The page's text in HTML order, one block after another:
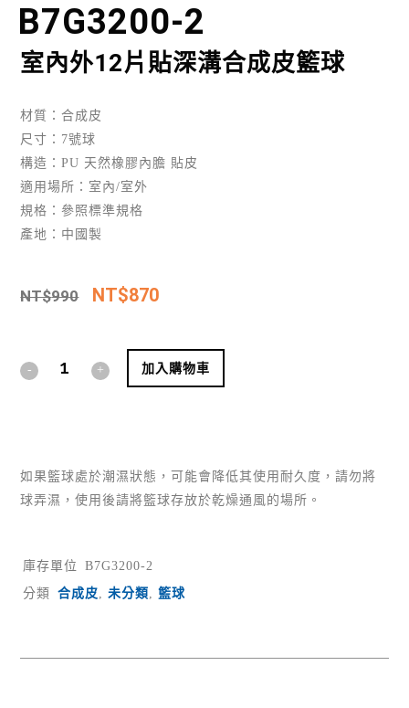
B7G3200-2
室內外12片貼深溝合成皮籃球
材質：合成皮
尺寸：7號球
構造：PU 天然橡膠內膽 貼皮
適用場所：室內/室外
規格：參照標準規格
產地：中國製
NT$990 NT$870
加入購物車
如果籃球處於潮濕狀態，可能會降低其使用耐久度，請勿將
球弄濕，使用後請將籃球存放於乾燥通風的場所。
庫存單位
B7G3200-2
分類
合成皮 ,未分類 ,籃球